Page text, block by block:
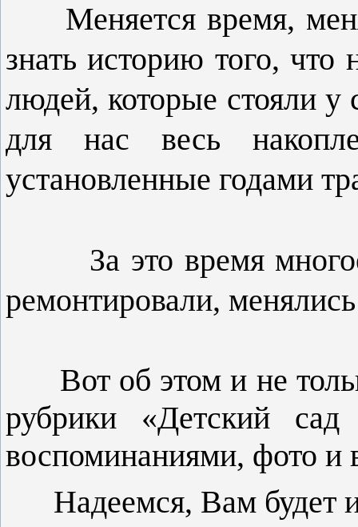
Меняется время,
знать историю того,
людей, которые стояли у
для нас весь
установленные годами
За это время
ремонтировали,
Вот об этом и не
рубрики «Детский
воспоминаниями, фото и
Надеемся, Вам будет